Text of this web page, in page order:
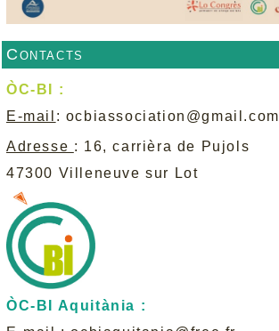
Contacts
ÒC-BI :
E-mail : ocbiassociation@gmail.com
Adresse : 16, carrièra de Pujols
47300 Villeneuve sur Lot
ÒC-BI Aquitània :